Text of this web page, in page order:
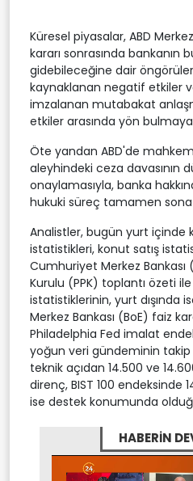
Küresel piyasalar, ABD
kararı sonrasında bankanın
gidebileceğine dair
kaynaklanan negatif etkiler
imzalanan mutabakat
etkiler arasında yön bulmaya
Öte yandan ABD'de
aleyhindeki ceza davasının
onaylamasıyla, banka
hukuki süreç tamamen sona
Analistler, bugün yurt içinde
istatistikleri, konut satış
Cumhuriyet Merkez Bankası
Kurulu (PPK) toplantı özeti
istatistiklerinin, yurt dışında
Merkez Bankası (BoE) faiz
Philadelphia Fed imalat
yoğun veri gündeminin
teknik açıdan 14.500 ve
direnç, BIST 100 endeksinde
ise destek konumunda
HABERİN